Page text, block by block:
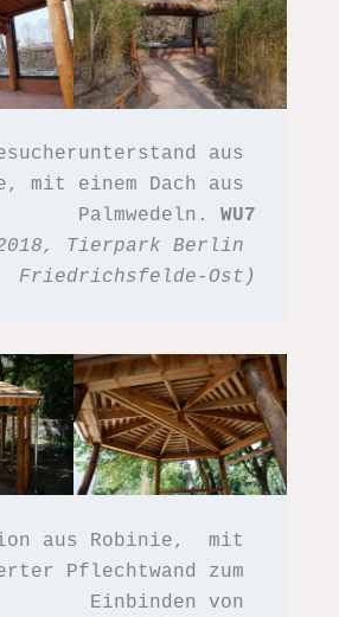
aus
mit einem Dach aus
Palmwedeln. WU7
Tierpark Berlin
Friedrichsfelde-Ost)
aus Robinie,  mit
Pflechtwand zum
Einbinden von